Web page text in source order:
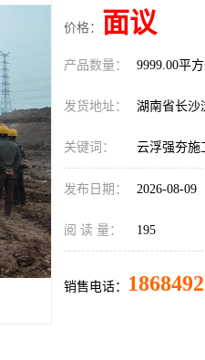
价格： 面议
产品数量： 9999.00平
发货地址： 湖南省长沙
关键词： 云浮强夯施
发布日期： 2026-08-09
阅 读 量： 195
销售电话：